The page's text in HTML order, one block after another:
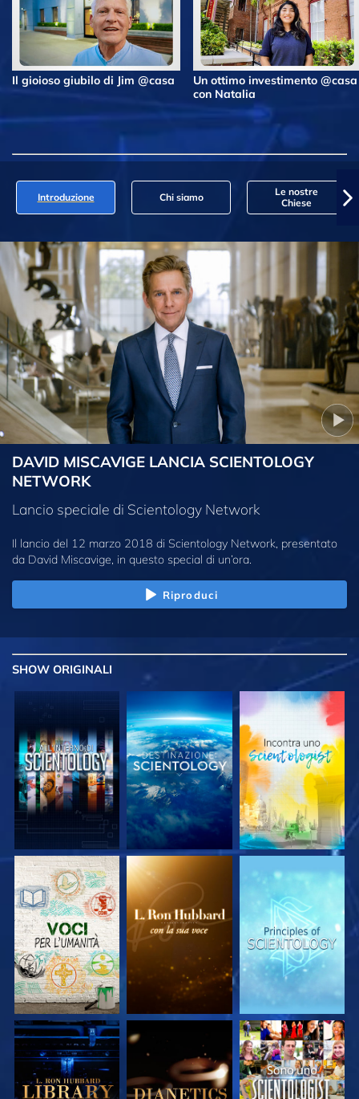
Il gioioso giubilo di Jim @casa
Un ottimo investimento @casa
con Natalia
Introduzione Chi siamo
Le nostre
Chiese
DAVID MISCAVIGE LANCIA SCIENTOLOGY
NETWORK
Lancio speciale di Scientology Network
Il lancio del 12 marzo 2018 di Scientology Network, presentato
da David Miscavige, in questo special di un’ora.
Riproduci
SHOW ORIGINALI
ESPLORA LE
SERIE
ESPLORA LE
SERIE
ESPLORA LE
SERIE
ESPLORA LE
SERIE
ESPLORA LE
SERIE
GUARDA